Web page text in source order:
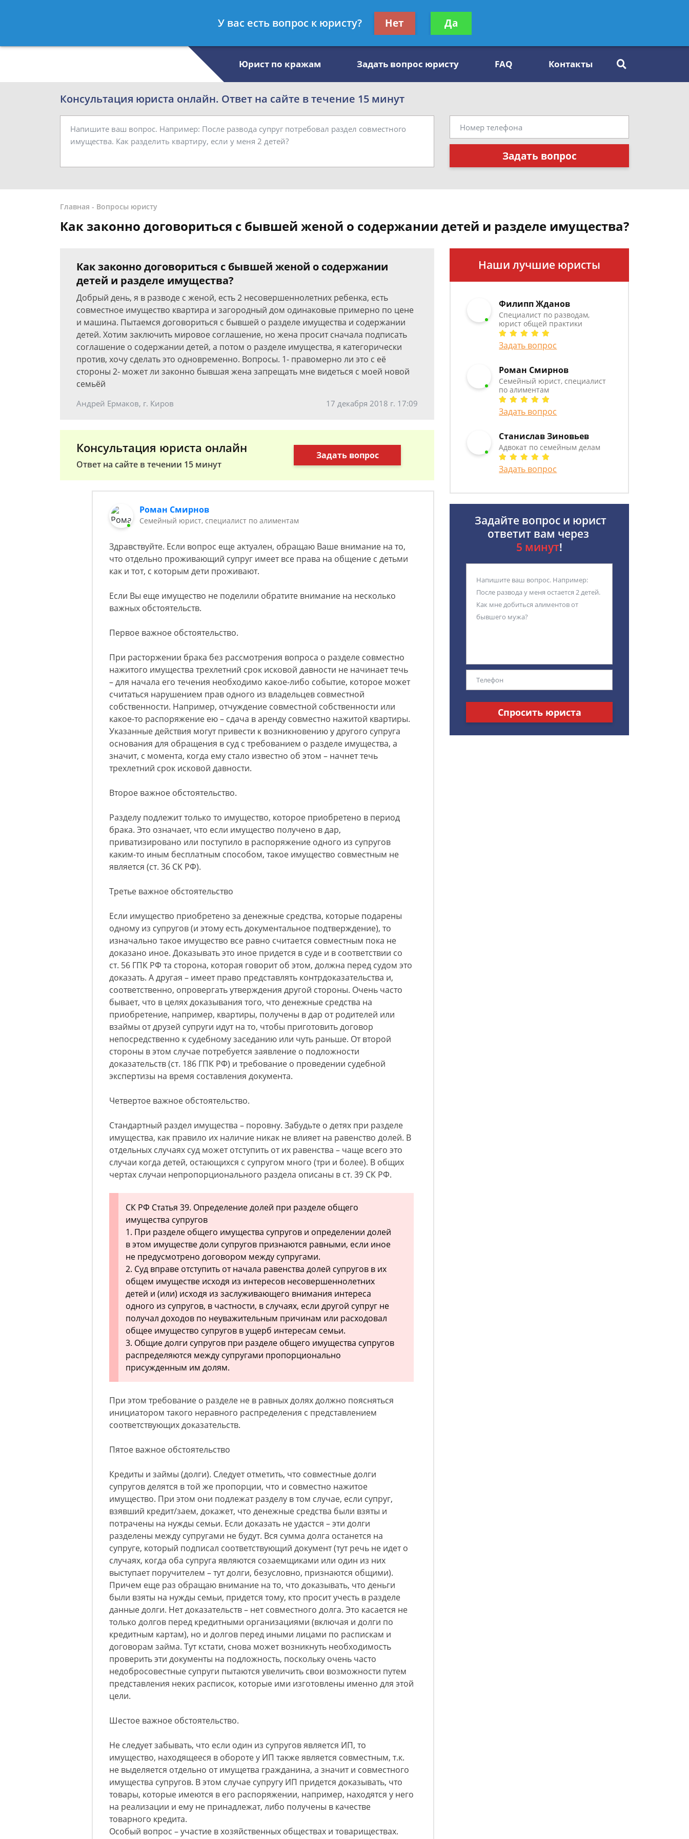
- Семейный юрист, специалист по алиментам
Получите консультацию
бесплатно
Юрист по кражам Задать вопрос юристу FAQ Контакты
Консультация юриста онлайн. Ответ на сайте в течение 15 минут
Задать вопрос
Главная - Вопросы юристу
Как законно договориться с бывшей женой о содержании детей и разделе имущества?
Как законно договориться с бывшей женой о содержании
детей и разделе имущества?
Добрый день, я в разводе с женой, есть 2 несовершеннолетних ребенка, есть
совместное имущество квартира и загородный дом одинаковые примерно по цене
и машина. Пытаемся договориться с бывшей о разделе имущества и содержании
детей. Хотим заключить мировое соглашение, но жена просит сначала подписать
соглашение о содержании детей, а потом о разделе имущества, я категорически
против, хочу сделать это одновременно. Вопросы. 1- правомерно ли это с её
стороны 2- может ли законно бывшая жена запрещать мне видеться с моей новой
семьёй
Андрей Ермаков, г. Киров 17 декабря 2018 г. 17:09
Консультация юриста онлайн
Ответ на сайте в течении 15 минут
Задать вопрос
Роман Смирнов
Семейный юрист, специалист по алиментам
Здравствуйте. Если вопрос еще актуален, обращаю Ваше внимание на то,
что отдельно проживающий супруг имеет все права на общение с детьми
как и тот, с которым дети проживают.
Если Вы еще имущество не поделили обратите внимание на несколько
важных обстоятельств.
Первое важное обстоятельство.
При расторжении брака без рассмотрения вопроса о разделе совместно
нажитого имущества трехлетний срок исковой давности не начинает течь
– для начала его течения необходимо какое-либо событие, которое может
считаться нарушением прав одного из владельцев совместной
собственности. Например, отчуждение совместной собственности или
какое-то распоряжение ею – сдача в аренду совместно нажитой квартиры.
Указанные действия могут привести к возникновению у другого супруга
основания для обращения в суд с требованием о разделе имущества, а
значит, с момента, когда ему стало известно об этом – начнет течь
трехлетний срок исковой давности.
Второе важное обстоятельство.
Разделу подлежит только то имущество, которое приобретено в период
брака. Это означает, что если имущество получено в дар,
приватизировано или поступило в распоряжение одного из супругов
каким-то иным бесплатным способом, такое имущество совместным не
является (ст. 36 СК РФ).
Третье важное обстоятельство
Если имущество приобретено за денежные средства, которые подарены
одному из супругов (и этому есть документальное подтверждение), то
изначально такое имущество все равно считается совместным пока не
доказано иное. Доказывать это иное придется в суде и в соответствии со
ст. 56 ГПК РФ та сторона, которая говорит об этом, должна перед судом это
доказать. А другая – имеет право представлять контрдоказательства и,
соответственно, опровергать утверждения другой стороны. Очень часто
бывает, что в целях доказывания того, что денежные средства на
приобретение, например, квартиры, получены в дар от родителей или
взаймы от друзей супруги идут на то, чтобы приготовить договор
непосредственно к судебному заседанию или чуть раньше. От второй
стороны в этом случае потребуется заявление о подложности
доказательств (ст. 186 ГПК РФ) и требование о проведении судебной
экспертизы на время составления документа.
Четвертое важное обстоятельство.
Стандартный раздел имущества – поровну. Забудьте о детях при разделе
имущества, как правило их наличие никак не влияет на равенство долей. В
отдельных случаях суд может отступить от их равенства – чаще всего это
случаи когда детей, остающихся с супругом много (три и более). В общих
чертах случаи непропорционального раздела описаны в ст. 39 СК РФ.
СК РФ Статья 39. Определение долей при разделе общего
имущества супругов
1. При разделе общего имущества супругов и определении долей
в этом имуществе доли супругов признаются равными, если иное
не предусмотрено договором между супругами.
2. Суд вправе отступить от начала равенства долей супругов в их
общем имуществе исходя из интересов несовершеннолетних
детей и (или) исходя из заслуживающего внимания интереса
одного из супругов, в частности, в случаях, если другой супруг не
получал доходов по неуважительным причинам или расходовал
общее имущество супругов в ущерб интересам семьи.
3. Общие долги супругов при разделе общего имущества супругов
распределяются между супругами пропорционально
присужденным им долям.
При этом требование о разделе не в равных долях должно поясняться
инициатором такого неравного распределения с представлением
соответствующих доказательств.
Пятое важное обстоятельство
Кредиты и займы (долги). Следует отметить, что совместные долги
супругов делятся в той же пропорции, что и совместно нажитое
имущество. При этом они подлежат разделу в том случае, если супруг,
взявший кредит/заем, докажет, что денежные средства были взяты и
потрачены на нужды семьи. Если доказать не удастся – эти долги
разделены между супругами не будут. Вся сумма долга останется на
супруге, который подписал соответствующий документ (тут речь не идет о
случаях, когда оба супруга являются созаемщиками или один из них
выступает поручителем – тут долги, безусловно, признаются общими).
Причем еще раз обращаю внимание на то, что доказывать, что деньги
были взяты на нужды семьи, придется тому, кто просит учесть в разделе
данные долги. Нет доказательств – нет совместного долга. Это касается не
только долгов перед кредитными организациями (включая и долги по
кредитным картам), но и долгов перед иными лицами по распискам и
договорам займа. Тут кстати, снова может возникнуть необходимость
проверить эти документы на подложность, поскольку очень часто
недобросовестные супруги пытаются увеличить свои возможности путем
представления неких расписок, которые ими изготовлены именно для этой
цели.
Шестое важное обстоятельство.
Не следует забывать, что если один из супругов является ИП, то
имущество, находящееся в обороте у ИП также является совместным, т.к.
не выделяется отдельно от имущетва гражданина, а значит и совместного
имущества супругов. В этом случае супругу ИП придется доказывать, что
товары, которые имеются в его распоряжении, например, находятся у него
на реализации и ему не принадлежат, либо получены в качестве
товарного кредита.
Особый вопрос – участие в хозяйственных обществах и товариществах.
Наши лучшие юристы
Филипп Жданов
Специалист по разводам,
юрист общей практики
Задать вопрос
Роман Смирнов
Семейный юрист, специалист
по алиментам
Задать вопрос
Станислав Зиновьев
Адвокат по семейным делам
Задать вопрос
Задайте вопрос и юрист
ответит вам через
5 минут!
Спросить юриста
У вас есть вопрос к юристу? Нет Да